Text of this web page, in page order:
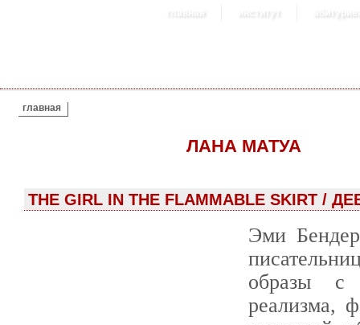
главная институт
ВЫ ЗДЕСЬ
главная
ЛАНА МАТУА
THE GIRL IN THE FLAMMABLE SKIRT
Эми
образы с
реализма,